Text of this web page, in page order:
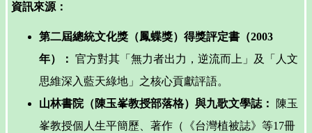
資訊來源：
第二屆總統文化獎（鳳蝶獎）得獎評定書（2003
年）： 官方對其「無力者出力，逆流而上」及「人文
思維深入藍天綠地」之核心貢獻評語。
山林書院（陳玉峯教授部落格）與九歌文學誌：
陳玉
峯教授個人生平簡歷、著作（《台灣植被誌》等17冊